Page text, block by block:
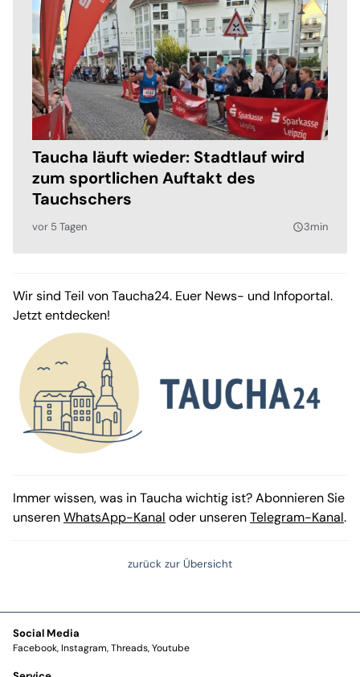
Taucha läuft wieder: Stadtlauf wird
zum sportlichen Auftakt des
Tauchschers
vor 5 Tagen query_builder3min
Wir sind Teil von Taucha24. Euer News- und Infoportal.
Jetzt entdecken!
Immer wissen, was in Taucha wichtig ist? Abonnieren Sie
unserenWhatsApp-Kanal oder unserenTelegram-Kanal.
zurück zur Übersicht
Social Media
Facebook Instagram Threads Youtube